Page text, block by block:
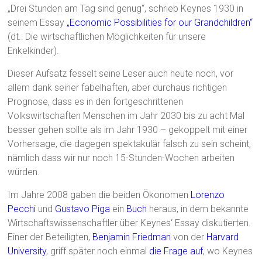
„Drei Stunden am Tag sind genug“, schrieb Keynes 1930 in
seinem Essay „Economic Possibilities for our Grandchildren“
(dt.: Die wirtschaftlichen Möglichkeiten für unsere
Enkelkinder).
Dieser Aufsatz fesselt seine Leser auch heute noch, vor
allem dank seiner fabelhaften, aber durchaus richtigen
Prognose, dass es in den fortgeschrittenen
Volkswirtschaften Menschen im Jahr 2030 bis zu acht Mal
besser gehen sollte als im Jahr 1930 – gekoppelt mit einer
Vorhersage, die dagegen spektakulär falsch zu sein scheint,
nämlich dass wir nur noch 15-Stunden-Wochen arbeiten
würden.
Im Jahre 2008 gaben die beiden Ökonomen Lorenzo
Pecchi und Gustavo Piga ein Buch heraus, in dem bekannte
Wirtschaftswissenschaftler über Keynes‘ Essay diskutierten.
Einer der Beteiligten, Benjamin Friedman von der Harvard
University, griff später noch einmal die Frage auf, wo Keynes